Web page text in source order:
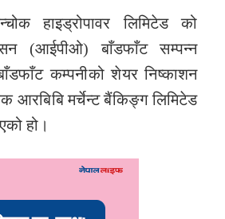
हाइड्रोपावर लिमिटेड को
(आईपीओ) बाँडफाँट सम्पन्न
कम्पनीको शेयर निष्काशन
आरबिबि मर्चेन्ट बैंकिङ्ग लिमिटेड
हो।